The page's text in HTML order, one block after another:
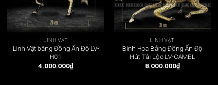
LINH VẬT
Linh Vật bằng Đồng Ấn Độ LV-
H01
4.000.000₫
LINH VẬT
Bình Hoa Bằng Đồng Ấn Độ
Hút Tài Lộc LV-CAMEL
8.000.000₫